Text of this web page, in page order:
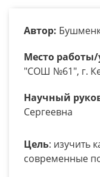
Автор:
Место
"СОШ №61", г.
Научный
Сергеевна
Цель: изучить
современные